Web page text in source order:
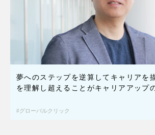
夢へのステップを逆算してキャリアを
を理解し超えることがキャリアアップ
グローバルクリック